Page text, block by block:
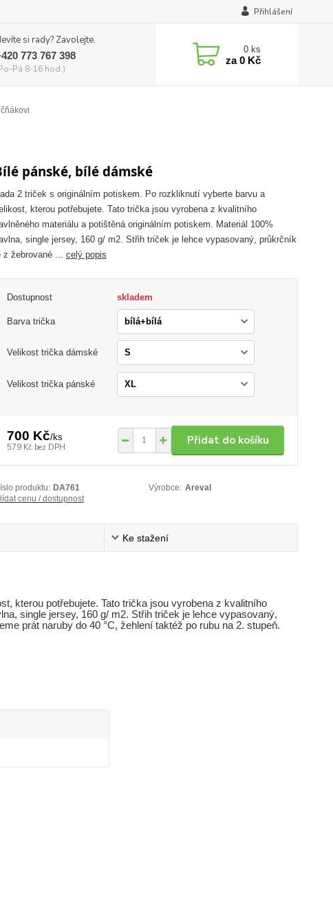
Přihlášení
si rady? Zavolejte.
773 767 398
Pá 8-16 hod.)
0 ks
za0 Kč
pánské, bílé dámské
2 triček s originálním potiskem. Po rozkliknutí vyberte barvu a
kterou potřebujete. Tato trička jsou vyrobena z kvalitního
materiálu a potištěná originálním potiskem. Materiál 100%
single jersey, 160 g/ m2. Střih triček je lehce vypasovaný, průkrčník
z žebrované ... celý popis
Dostupnost skladem
Barva trička
Velikost trička dámské
Velikost trička pánské
700 Kč/ks
579 Kč bez DPH
Přidat do košíku
produktu: DA761 Výrobce: Areval
cenu / dostupnost
Ke stažení
kterou potřebujete. Tato trička jsou vyrobena z kvalitního
single jersey, 160 g/ m2. Střih triček je lehce vypasovaný,
prát naruby do 40 °C, žehlení taktéž po rubu na 2. stupeň.